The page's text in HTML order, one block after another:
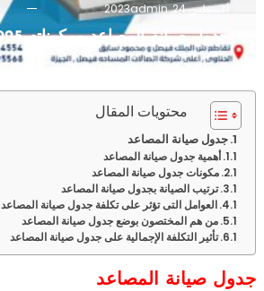
أغسطس 24, 2023
admin
جدول صيانة المصاعد ومكوناته 2025
محتويات المقال
جدول صيانة المصاعد
أهمية جدول صيانة المصاعد
مكونات جدول صيانة المصاعد
ترتيب الصيانة بجدول صيانة المصاعد
العوامل التى تؤثر على تكلفة جدول صيانة المصاعد
من هم المختصون بوضع جدول صيانة المصاعد
تأثير التكلفة الإجمالية على جدول صيانة المصاعد
جدول صيانة المصاعد